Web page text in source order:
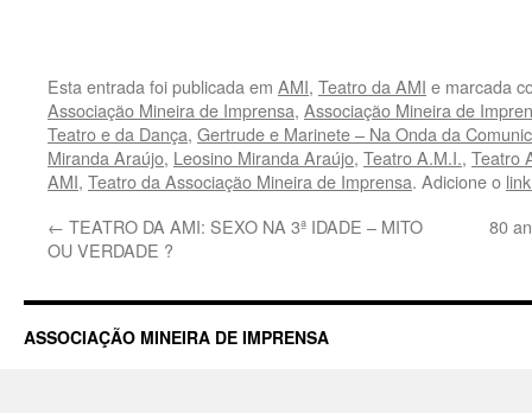
Esta entrada foi publicada em AMI, Teatro da AMI e marcada
Associação Mineira de Imprensa, Associação Mineira de
Teatro e da Dança, Gertrude e Marinete – Na Onda da
Miranda Araújo, Leosino Miranda Araújo, Teatro A.M.I., Teatro
AMI, Teatro da Associação Mineira de Imprensa. Adicione o
← TEATRO DA AMI: SEXO NA 3ª IDADE – MITO
OU VERDADE ?
80
ASSOCIAÇÃO MINEIRA DE IMPRENSA